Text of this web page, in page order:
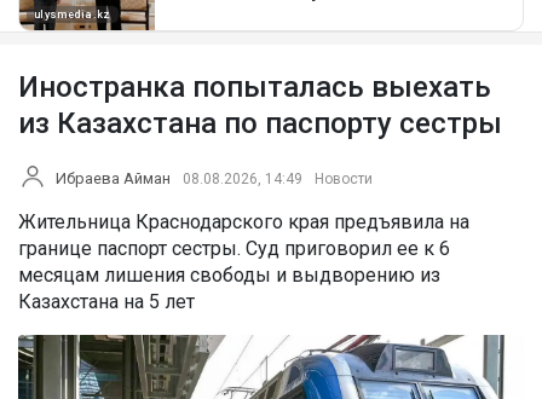
Иностранка попыталась выехать
из Казахстана по паспорту сестры
Ибраева Айман 08.08.2026, 14:49 Новости
Жительница Краснодарского края предъявила на
границе паспорт сестры. Суд приговорил ее к 6
месяцам лишения свободы и выдворению из
Казахстана на 5 лет